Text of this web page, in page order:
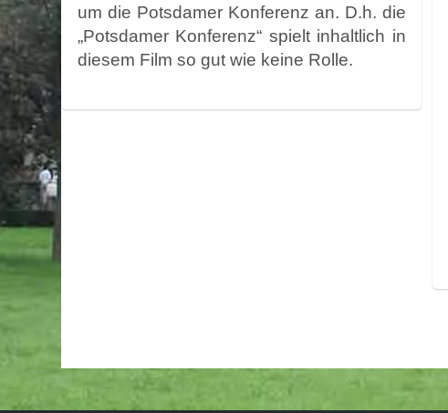
um die Potsdamer Konferenz an. D.h. die
„Potsdamer Konferenz“ spielt inhaltlich in
diesem Film so gut wie keine Rolle.